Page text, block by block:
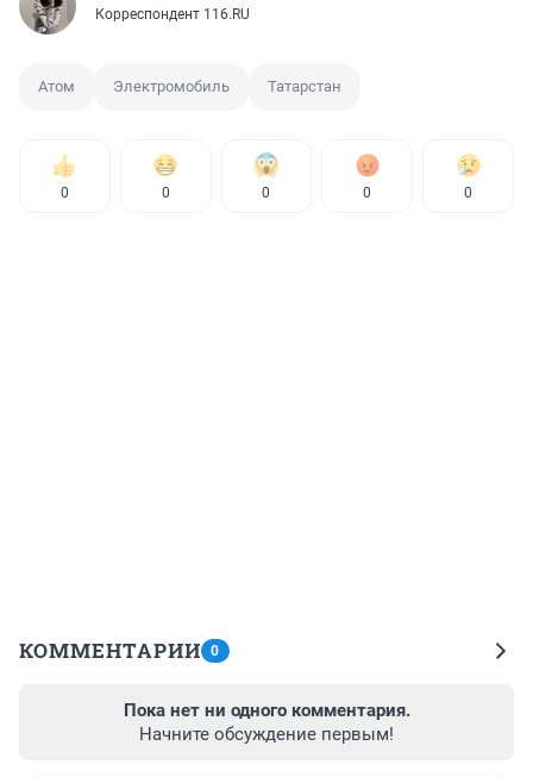
Корреспондент 116.RU
Атом Электромобиль Татарстан
0 0 0 0 0
КОММЕНТАРИИ 0
Пока нет ни одного комментария.
Начните обсуждение первым!